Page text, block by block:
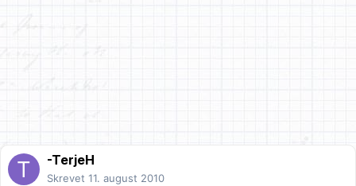
-TerjeH
Skrevet 11. august 2010